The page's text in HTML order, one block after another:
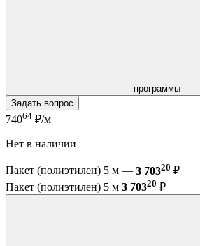
программы
Задать вопрос
74064 ₽/м
Нет в наличии
Пакет (полиэтилен) 5 м — 3 70320 ₽
Пакет (полиэтилен) 5 м 3 70320 ₽